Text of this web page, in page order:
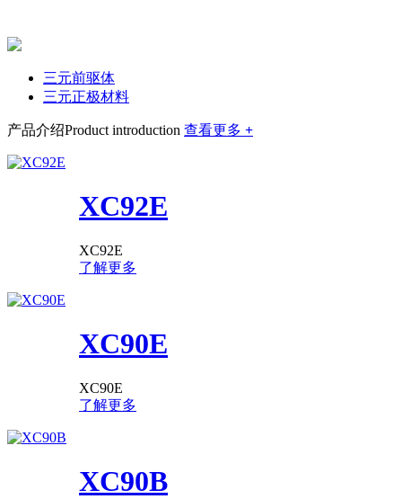
三元前驱体
三元正极材料
产品介绍Product introduction 查看更多 +
XC92E
XC92E
了解更多
XC90E
XC90E
了解更多
XC90B